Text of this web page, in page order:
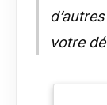
votre